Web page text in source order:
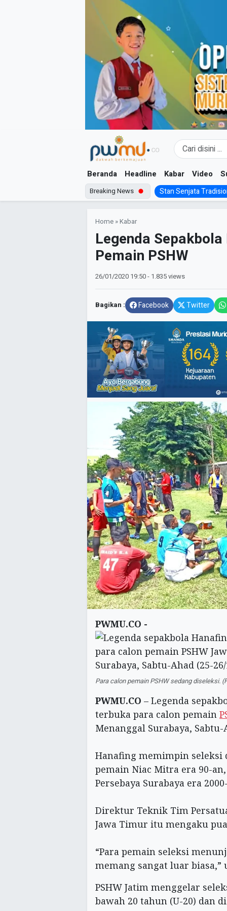
Beranda Headline Kabar Video
Breaking News Stan Senjata
Home »Kabar
Legenda
Pemain PSHW
26/01/2020 19:50- 1.835 views
Bagikan : Facebook Twitter
PWMU.CO -
Para calon pemain PSHW sedang diseleksi.
PWMU.CO – Legenda
terbuka para calon pemain
Menanggal Surabaya, Sabtu-
Hanafing memimpin
pemain Niac Mitra era 90-
Persebaya Surabaya era
Direktur Teknik Tim
Jawa Timur itu mengaku
“Para pemain seleksi
memang sangat luar biasa,”
PSHW Jatim menggelar
bawah 20 tahun (U-20) dan